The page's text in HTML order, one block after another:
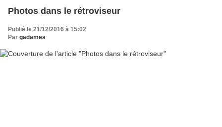
Photos dans le rétroviseur
Publié le 21/12/2016 à 15:02
Par gadames